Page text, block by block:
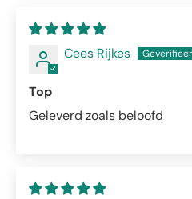
Cees Rijkes
Top
Geleverd zoals beloofd